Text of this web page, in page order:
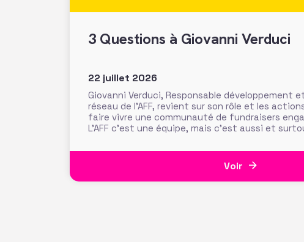
3 Questions à Giovanni Verduci
22 juillet 2026
Giovanni Verduci, Responsable développement
réseau de l’AFF, revient sur son rôle et les
faire vivre une communauté de fundraisers
L’AFF c’est une équipe, mais c’est aussi et
Voir